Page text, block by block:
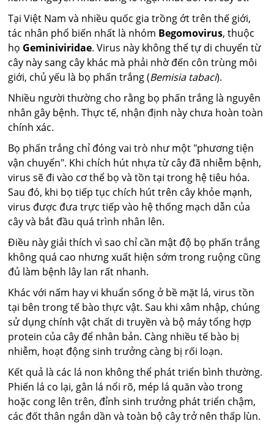
Tại Việt Nam và nhiều quốc gia trồng ớt trên thế giới,
tác nhân phổ biến nhất là nhóm Begomovirus, thuộc
họ Geminiviridae. Virus này không thể tự di chuyển từ
cây này sang cây khác mà phải nhờ đến côn trùng môi
giới, chủ yếu là bọ phấn trắng (Bemisia tabaci).
Nhiều người thường cho rằng bọ phấn trắng là nguyên
nhân gây bệnh. Thực tế, nhận định này chưa hoàn toàn
chính xác.
Bọ phấn trắng chỉ đóng vai trò như một "phương tiện
vận chuyển". Khi chích hút nhựa từ cây đã nhiễm bệnh,
virus sẽ đi vào cơ thể bọ và tồn tại trong hệ tiêu hóa.
Sau đó, khi bọ tiếp tục chích hút trên cây khỏe mạnh,
virus được đưa trực tiếp vào hệ thống mạch dẫn của
cây và bắt đầu quá trình nhân lên.
Điều này giải thích vì sao chỉ cần mật độ bọ phấn trắng
không quá cao nhưng xuất hiện sớm trong ruộng cũng
đủ làm bệnh lây lan rất nhanh.
Khác với nấm hay vi khuẩn sống ở bề mặt lá, virus tồn
tại bên trong tế bào thực vật. Sau khi xâm nhập, chúng
sử dụng chính vật chất di truyền và bộ máy tổng hợp
protein của cây để nhân bản. Càng nhiều tế bào bị
nhiễm, hoạt động sinh trưởng càng bị rối loạn.
Kết quả là các lá non không thể phát triển bình thường.
Phiến lá co lại, gân lá nổi rõ, mép lá quăn vào trong
hoặc cong lên trên, đỉnh sinh trưởng phát triển chậm,
các đốt thân ngắn dần và toàn bộ cây trở nên thấp lùn.